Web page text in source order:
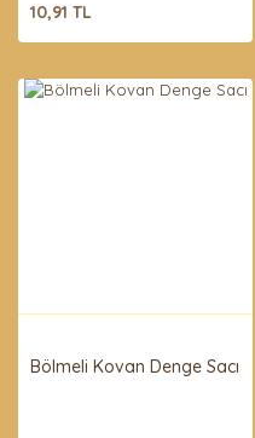
10,91 TL
Bölmeli Kovan Denge Sacı